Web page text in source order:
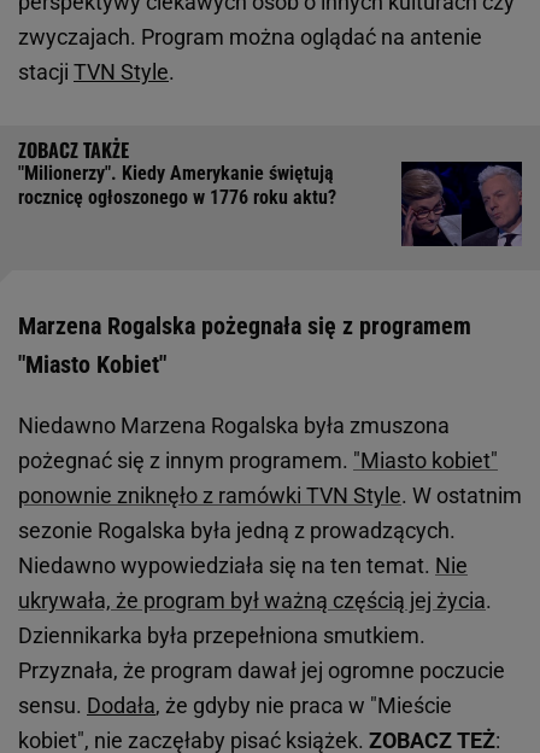
zwyczajach. Program można oglądać na antenie
stacji TVN Style.
"Milionerzy". Kiedy Amerykanie świętują
rocznicę ogłoszonego w 1776 roku aktu?
Marzena Rogalska pożegnała się z programem
"Miasto Kobiet"
Niedawno Marzena Rogalska była zmuszona
pożegnać się z innym programem. "Miasto kobiet"
ponownie zniknęło z ramówki TVN Style. W ostatnim
sezonie Rogalska była jedną z prowadzących.
Niedawno wypowiedziała się na ten temat. Nie
ukrywała, że program był ważną częścią jej życia.
Dziennikarka była przepełniona smutkiem.
Przyznała, że program dawał jej ogromne poczucie
sensu. Dodała, że gdyby nie praca w "Mieście
kobiet", nie zaczęłaby pisać książek. ZOBACZ TEŻ: